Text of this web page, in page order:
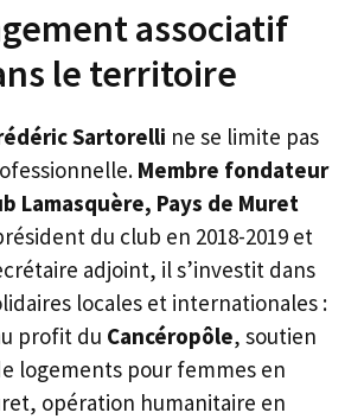
associatif
le territoire
Sartorelli ne se limite pas
Membre fondateur
Lamasquère, Pays de Muret
du club en 2018-2019 et
adjoint, il s’investit dans
locales et internationales :
profit du Cancéropôle, soutien
logements pour femmes en
opération humanitaire en